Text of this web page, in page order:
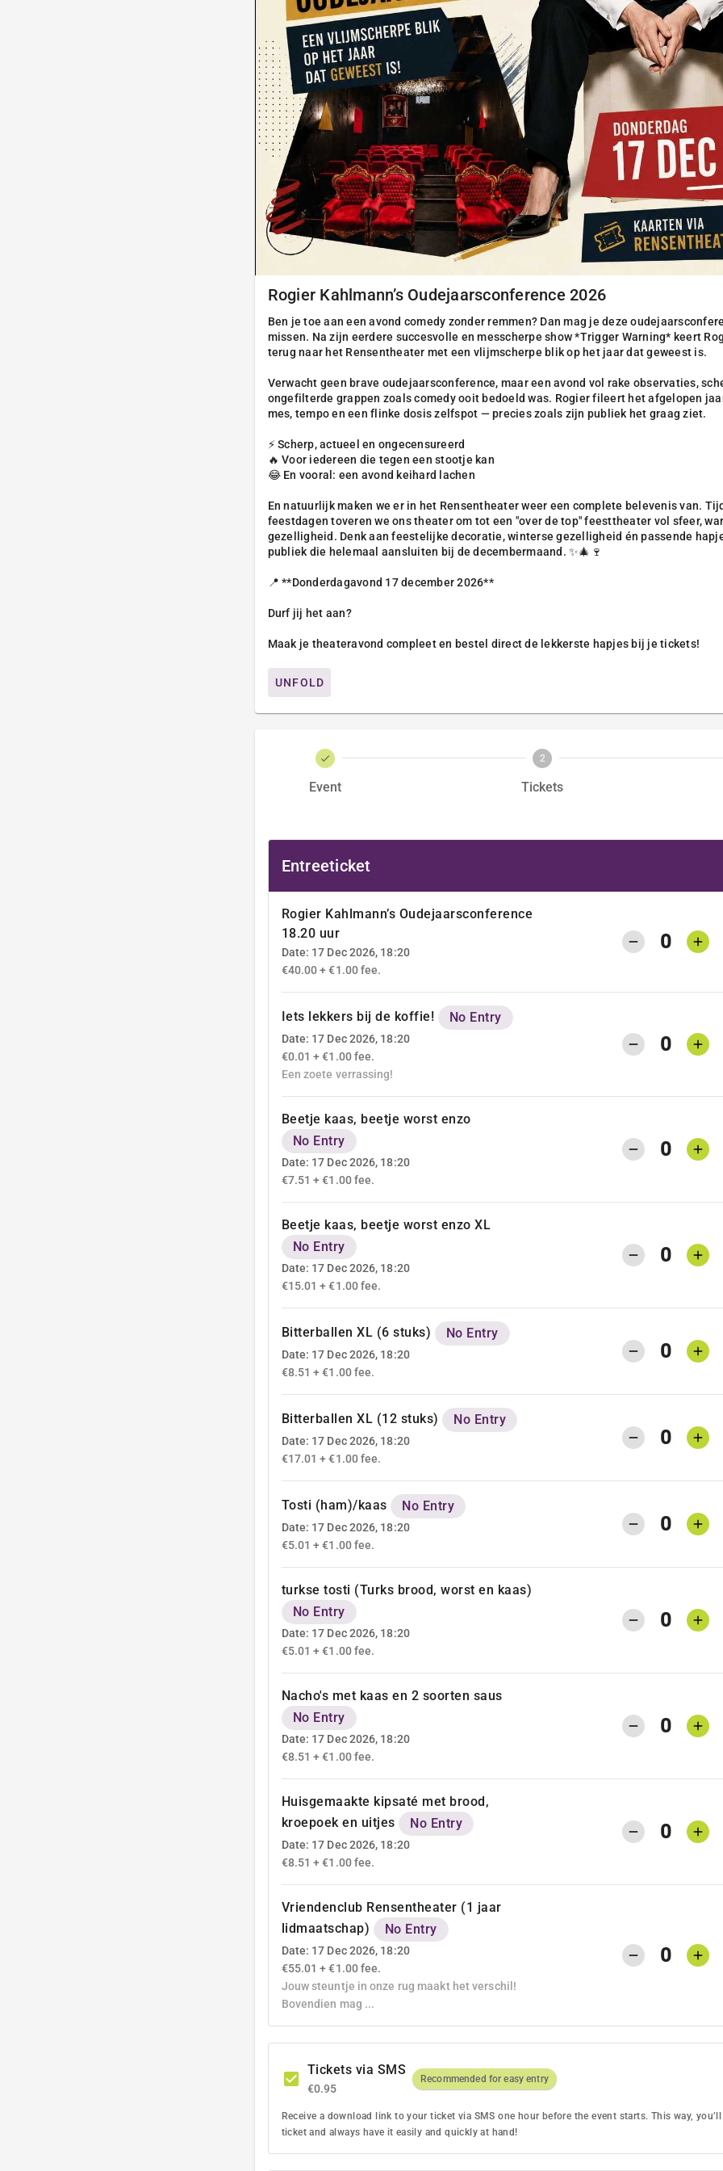
Rogier Kahlmann’s Oudejaarsconference 2026
Ben je toe aan een avond comedy zonder remmen? Dan mag je deze
missen. Na zijn eerdere succesvolle en messcherpe show *Trigger Warning* keert
terug naar het Rensentheater met een vlijmscherpe blik op het jaar dat geweest is.
Verwacht geen brave oudejaarsconference, maar een avond vol rake observaties,
ongefilterde grappen zoals comedy ooit bedoeld was. Rogier fileert het afgelopen
mes, tempo en een flinke dosis zelfspot — precies zoals zijn publiek het graag ziet.
⚡ Scherp, actueel en ongecensureerd
🔥 Voor iedereen die tegen een stootje kan
😂 En vooral: een avond keihard lachen
En natuurlijk maken we er in het Rensentheater weer een complete belevenis van.
feestdagen toveren we ons theater om tot een "over de top" feesttheater vol sfeer,
gezelligheid. Denk aan feestelijke decoratie, winterse gezelligheid én passende
publiek die helemaal aansluiten bij de decembermaand. ✨🎄🍷
📍 **Donderdagavond 17 december 2026**
Durf jij het aan?
Maak je theateravond compleet en bestel direct de lekkerste hapjes bij je tickets!
UNFOLD
Event
2
Tickets
Entreeticket
Rogier Kahlmann’s Oudejaarsconference
18.20 uur
Date: 17 Dec 2026, 18:20
€40.00 + €1.00 fee.
0
Iets lekkers bij de koffie! No Entry
Date: 17 Dec 2026, 18:20
€0.01 + €1.00 fee.
Een zoete verrassing!
0
Beetje kaas, beetje worst enzo
No Entry
Date: 17 Dec 2026, 18:20
€7.51 + €1.00 fee.
0
Beetje kaas, beetje worst enzo XL
No Entry
Date: 17 Dec 2026, 18:20
€15.01 + €1.00 fee.
0
Bitterballen XL (6 stuks) No Entry
Date: 17 Dec 2026, 18:20
€8.51 + €1.00 fee.
0
Bitterballen XL (12 stuks) No Entry
Date: 17 Dec 2026, 18:20
€17.01 + €1.00 fee.
0
Tosti (ham)/kaas No Entry
Date: 17 Dec 2026, 18:20
€5.01 + €1.00 fee.
0
turkse tosti (Turks brood, worst en kaas)
No Entry
Date: 17 Dec 2026, 18:20
€5.01 + €1.00 fee.
0
Nacho's met kaas en 2 soorten saus
No Entry
Date: 17 Dec 2026, 18:20
€8.51 + €1.00 fee.
0
Huisgemaakte kipsaté met brood,
kroepoek en uitjes
No Entry
Date: 17 Dec 2026, 18:20
€8.51 + €1.00 fee.
0
Vriendenclub Rensentheater (1 jaar
lidmaatschap)
No Entry
Date: 17 Dec 2026, 18:20
€55.01 + €1.00 fee.
Jouw steuntje in onze rug maakt het verschil!
Bovendien mag ...
0
Tickets via SMS
€0.95
Recommended for easy entry
Receive a download link to your ticket via SMS one hour before the event starts. This way,
ticket and always have it easily and quickly at hand!